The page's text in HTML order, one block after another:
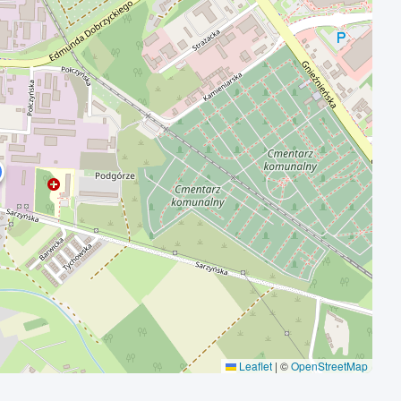
Leaflet | ©OpenStreetMap